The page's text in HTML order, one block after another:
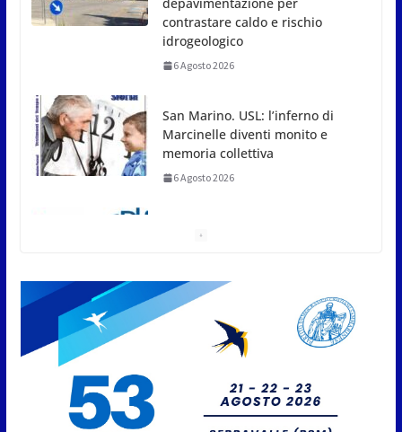
contrastare caldo e rischio
idrogeologico
6 Agosto 2026
San Marino. USL: l’inferno di
Marcinelle diventi monito e
memoria collettiva
6 Agosto 2026
approvato
6 Agosto 2026
Protezione Civile San Marino.
della fase preliminare di
preallarme, dal 3 al 9 agosto